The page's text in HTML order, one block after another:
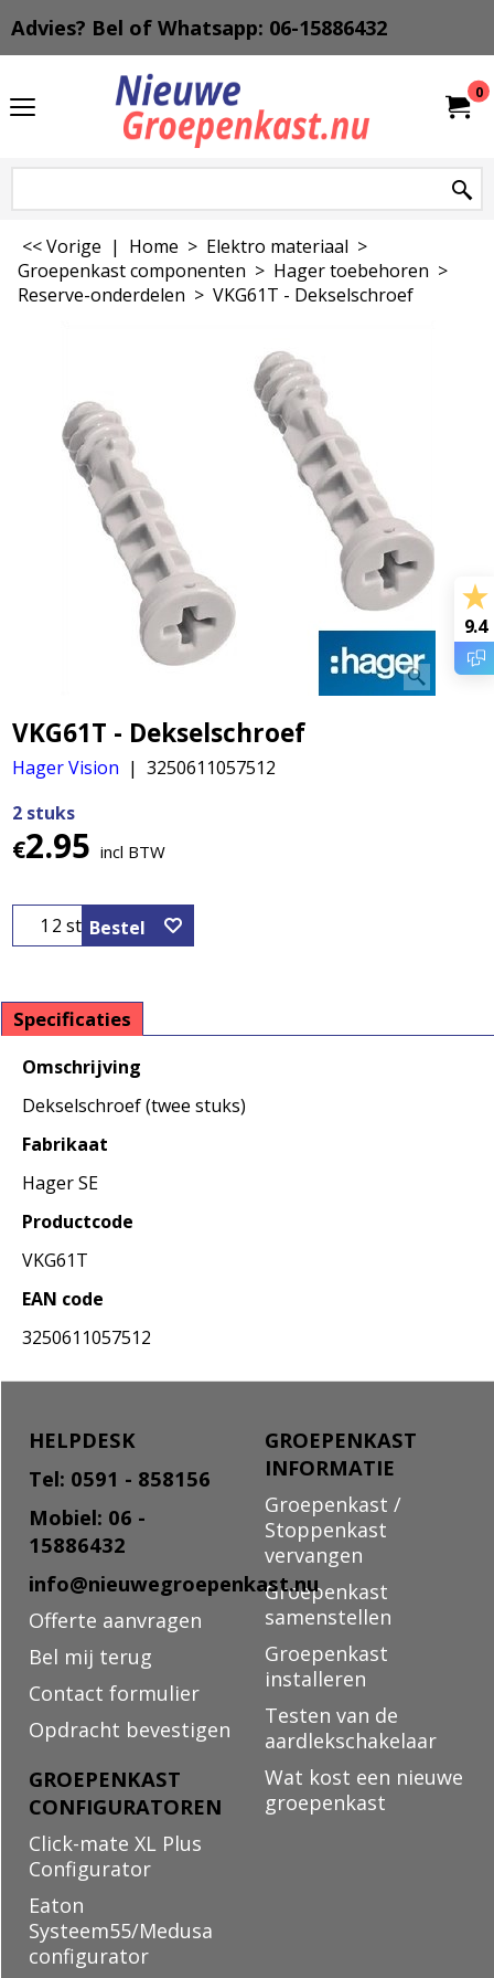
Advies? Bel of Whatsapp: 06-15886432
0
<< Vorige | Home > Elektro materiaal >
Groepenkast componenten > Hager toebehoren >
Reserve-onderdelen > VKG61T - Dekselschroef
VKG61T - Dekselschroef
Hager Vision
3250611057512
2 stuks
€2.95 incl BTW
2 st Bestel
Specificaties
Omschrijving
Dekselschroef (twee stuks)
Fabrikaat
Hager SE
Productcode
VKG61T
EAN code
3250611057512
GROEPENKAST
INFORMATIE
Groepenkast /
Stoppenkast
vervangen
Groepenkast
samenstellen
Groepenkast
installeren
Testen van de
aardlekschakelaar
Wat kost een nieuwe
groepenkast
HELPDESK
Tel: 0591 - 858156
Mobiel: 06 -
15886432
info@nieuwegroepenkast.nu
Offerte aanvragen
Bel mij terug
Contact formulier
Opdracht bevestigen
GROEPENKAST
CONFIGURATOREN
Click-mate XL Plus
Configurator
Eaton
Systeem55/Medusa
configurator
9.4